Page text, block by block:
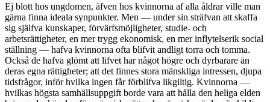
Ej blott hos ungdomen, äfven hos kvinnorna af alla åldrar ville man
gärna finna ideala synpunkter. Men — under sin sträfvan att skaffa
sig själfva kunskaper, förvärfsmöjligheter, studie- och
arbetsrättigheter, en mer trygg ekonomisk, en mer inflytelserik social
ställning — hafva kvinnorna ofta blifvit andligt torra och tomma.
Också de hafva glömt att lifvet har något högre och dyrbarare än
deras egna rättigheter; att det finnes stora mänskliga intressen, djupa
tidsfrågor, inför hvilka ingen får förblifva likgiltig. Kvinnorna —
hvilkas högsta samhällsuppgift borde vara att hålla den heliga elden